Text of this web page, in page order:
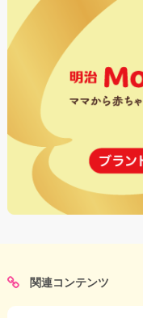
関連コンテンツ